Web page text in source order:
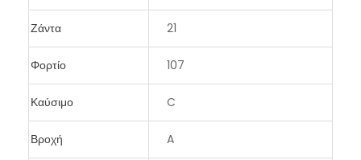
Ζάντα 21
Φορτίο 107
Καύσιμο C
Βροχή A